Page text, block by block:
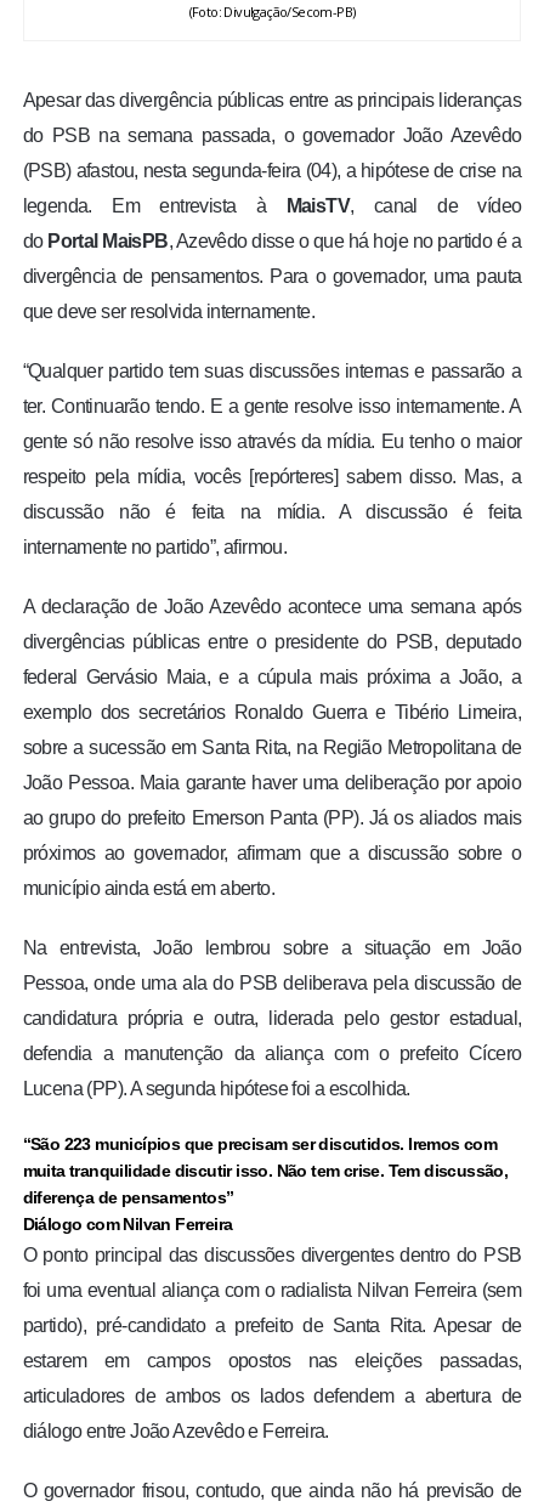
ENQUETE
TV LPB
FOTOS
(Foto: Divulgação/Secom-PB)
Apesar das divergência públicas entre as principais lideranças
do PSB na semana passada, o governador João Azevêdo
(PSB) afastou, nesta segunda-feira (04), a hipótese de crise na
legenda. Em entrevista à
MaisTV, canal de vídeo
do Portal MaisPB, Azevêdo disse o que há hoje no partido é a
divergência de pensamentos. Para o governador, uma pauta
que deve ser resolvida internamente.
“Qualquer partido tem suas discussões internas e passarão a
ter. Continuarão tendo. E a gente resolve isso internamente. A
gente só não resolve isso através da mídia. Eu tenho o maior
respeito pela mídia, vocês [repórteres] sabem disso. Mas, a
discussão não é feita na mídia. A discussão é feita
internamente no partido”, afirmou.
A declaração de João Azevêdo acontece uma semana após
divergências públicas entre o presidente do PSB, deputado
federal Gervásio Maia, e a cúpula mais próxima a João, a
exemplo dos secretários Ronaldo Guerra e Tibério Limeira,
sobre a sucessão em Santa Rita, na Região Metropolitana de
João Pessoa. Maia garante haver uma deliberação por apoio
ao grupo do prefeito Emerson Panta (PP). Já os aliados mais
próximos ao governador, afirmam que a discussão sobre o
município ainda está em aberto.
Na entrevista, João lembrou sobre a situação em João
Pessoa, onde uma ala do PSB deliberava pela discussão de
candidatura própria e outra, liderada pelo gestor estadual,
defendia a manutenção da aliança com o prefeito Cícero
Lucena (PP). A segunda hipótese foi a escolhida.
“São 223 municípios que precisam ser discutidos. Iremos com
muita tranquilidade discutir isso. Não tem crise. Tem discussão,
diferença de pensamentos”
Diálogo com Nilvan Ferreira
O ponto principal das discussões divergentes dentro do PSB
foi uma eventual aliança com o radialista Nilvan Ferreira (sem
partido), pré-candidato a prefeito de Santa Rita. Apesar de
estarem em campos opostos nas eleições passadas,
articuladores de ambos os lados defendem a abertura de
diálogo entre João Azevêdo e Ferreira.
O governador frisou, contudo, que ainda não há previsão de